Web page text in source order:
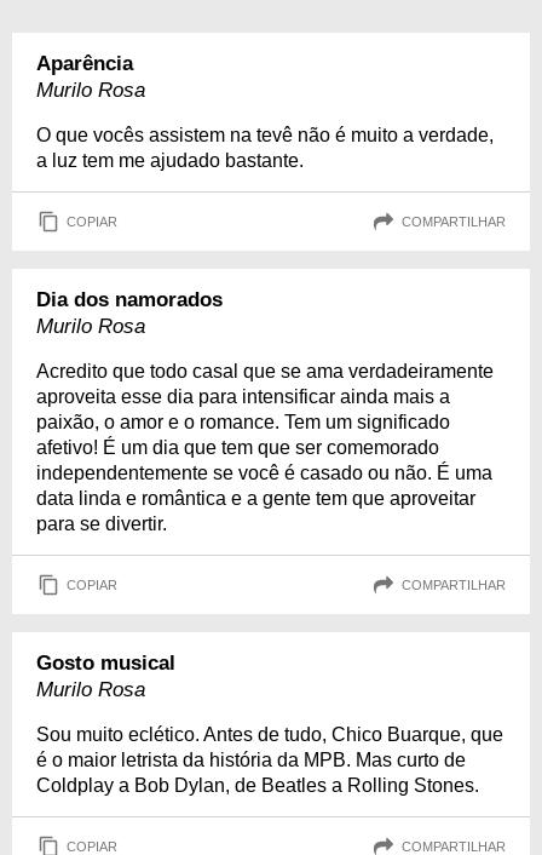
Aparência
Murilo Rosa
O que vocês assistem na tevê não é muito a verdade,
a luz tem me ajudado bastante.
COPIAR COMPARTILHAR
Dia dos namorados
Murilo Rosa
Acredito que todo casal que se ama verdadeiramente
aproveita esse dia para intensificar ainda mais a
paixão, o amor e o romance. Tem um significado
afetivo! É um dia que tem que ser comemorado
independentemente se você é casado ou não. É uma
data linda e romântica e a gente tem que aproveitar
para se divertir.
COPIAR COMPARTILHAR
Gosto musical
Murilo Rosa
Sou muito eclético. Antes de tudo, Chico Buarque, que
é o maior letrista da história da MPB. Mas curto de
Coldplay a Bob Dylan, de Beatles a Rolling Stones.
COPIAR COMPARTILHAR